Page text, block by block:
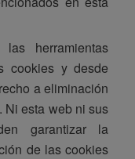
herramientas
cookies y desde
a eliminación
Ni esta web ni sus
garantizar la
de las cookies